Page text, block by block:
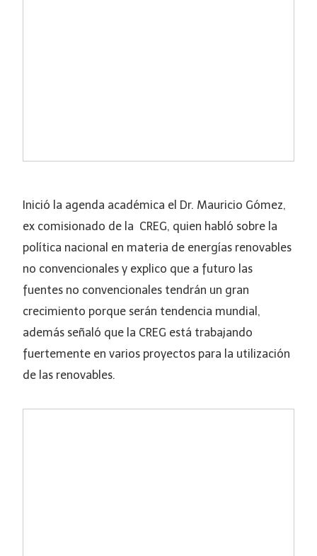
Inició la agenda académica el Dr. Mauricio Gómez,
ex comisionado de la CREG, quien habló sobre la
política nacional en materia de energías renovables
no convencionales y explico que a futuro las
fuentes no convencionales tendrán un gran
crecimiento porque serán tendencia mundial,
además señaló que la CREG está trabajando
fuertemente en varios proyectos para la utilización
de las renovables.